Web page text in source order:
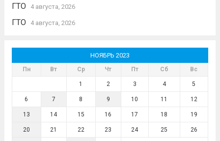
ГТО 4 августа, 2026
ГТО 4 августа, 2026
НОЯБРЬ 2023
Пн Вт Ср Чт Пт Сб Вс
1 2 3 4 5
6 7 8 9 10 11 12
13 14 15 16 17 18 19
20 21 22 23 24 25 26